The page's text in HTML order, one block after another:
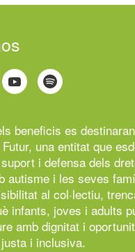
beneficis es
una entitat que
i defensa dels
autisme i les seves
al col·lectiu,
infants, joves i adults
amb dignitat i
i inclusiva.